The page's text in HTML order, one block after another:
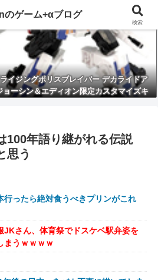
イジングポリスブレイバー デカライドア
ーシン＆エディオン限定カスタマイズキ
100年語り継がれる伝説
思う
行ったら絶対食うべきプリンがこれ
JKさん、体育祭でドスケベ駅弁姿を
まうｗｗｗｗ
のゲーム+αブログ
検索